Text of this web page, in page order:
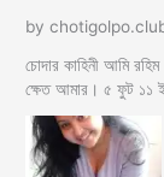
by
চোদার কাহিনী আমি
ক্ষেত আমার। ৫ ফুট ১১